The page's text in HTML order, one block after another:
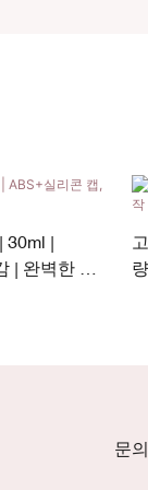
30ml |
| 완벽한 맞
문